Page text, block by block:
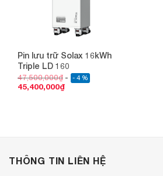
Pin lưu trữ Solax 16kWh
Triple LD 160
47,500,000₫ - 4 %
45,400,000₫
THÔNG TIN LIÊN HỆ